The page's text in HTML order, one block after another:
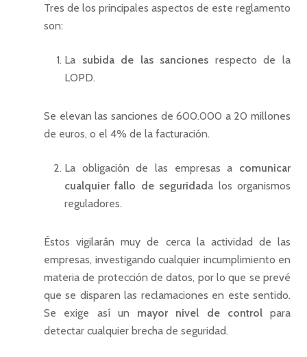
Tres de los principales aspectos de este reglamento
son:
La subida de las sanciones respecto de la
LOPD.
Se elevan las sanciones de 600.000 a 20 millones
de euros, o el 4% de la facturación.
La obligación de las empresas a comunicar
cualquier fallo de seguridada los organismos
reguladores.
Éstos vigilarán muy de cerca la actividad de las
empresas, investigando cualquier incumplimiento en
materia de protección de datos, por lo que se prevé
que se disparen las reclamaciones en este sentido.
Se exige así un mayor nivel de control para
detectar cualquier brecha de seguridad.